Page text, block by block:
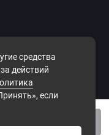
охотничьего
Sytong
настройки
в реальном
решать
средства
действий
если